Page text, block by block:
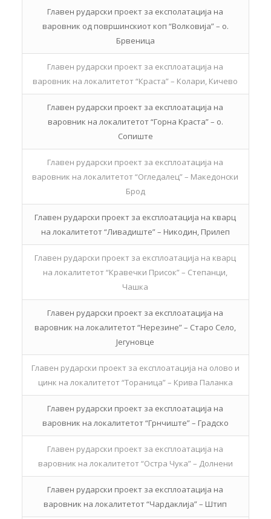
Главен рударски проект за експолатација на
варовник од површинскиот коп “Волковија” – о.
Брвеница
Главен рударски проект за експлоатација на
варовник на локалитетот “Краста” – Колари, Кичево
Главен рударски проект за експлоатација на
варовник на локалитетот “Горна Краста” – о.
Сопиште
Главен рударски проект за експлоатација на
варовник на локалитетот “Огледалец” – Македонски
Брод
Главен рударски проект за експлоатација на кварц
на локалитетот “Ливадиште” – Никодин, Прилеп
Главен рударски проект за експлоатација на кварц
на локалитетот “Кравечки Присок” – Степанци,
Чашка
Главен рударски проект за експлоатација на
варовник на локалитетот “Нерезине” – Старо Село,
Јегуновце
Главен рударски проект за експлоатација на олово и
цинк на локалитетот “Тораница” – Крива Паланка
Главен рударски проект за експлоатација на
варовник на локалитетот “Грнчиште” – Градско
Главен рударски проект за експлоатација на
варовник на локалитетот “Остра Чука” – Долнени
Главен рударски проект за експлоатација на
варовник на локалитетот “Чардаклија” – Штип